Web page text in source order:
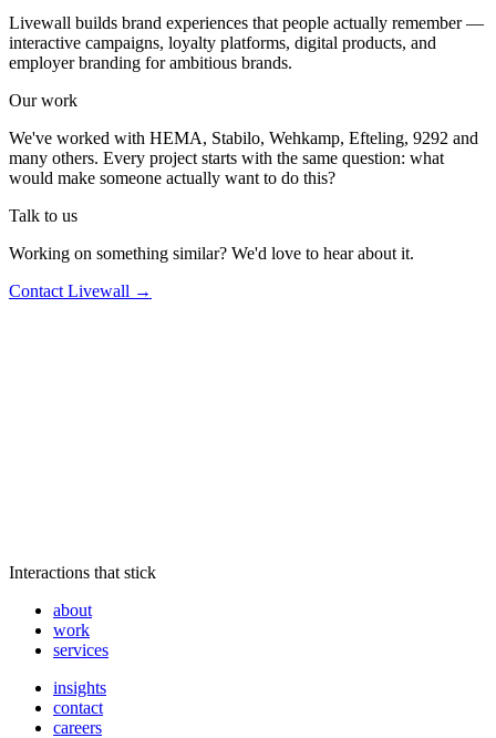
Livewall builds brand experiences that people actually remember —
interactive campaigns, loyalty platforms, digital products, and
employer branding for ambitious brands.
Our work
We've worked with HEMA, Stabilo, Wehkamp, Efteling, 9292 and
many others. Every project starts with the same question: what
would make someone actually want to do this?
Talk to us
Working on something similar? We'd love to hear about it.
Contact Livewall →
Interactions that stick
about
work
services
insights
contact
careers